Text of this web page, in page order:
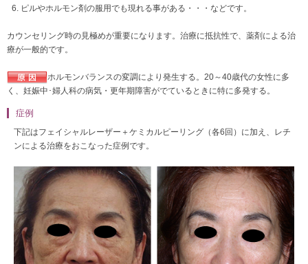
ピルやホルモン剤の服用でも現れる事がある・・・などです。
カウンセリング時の見極めが重要になります。治療に抵抗性で、薬剤による治
療が一般的です。
ホルモンバランスの変調により発生する。20～40歳代の女性に多
く、妊娠中･婦人科の病気・更年期障害がでているときに特に多発する。
症例
下記はフェイシャルレーザー＋ケミカルピーリング（各6回）に加え、レチ
ンによる治療をおこなった症例です。